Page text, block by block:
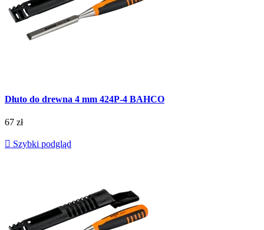
Dłuto do drewna 4 mm 424P-4 BAHCO
67 zł
 Szybki podgląd